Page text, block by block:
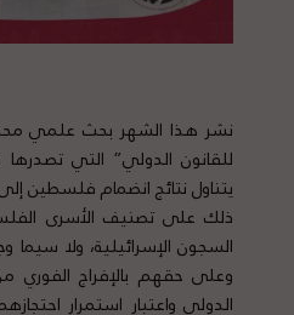
نشر هذا الشهر بحث علمي
للقانون الدولي” التي
يتناول نتائج انضمام فلسطين إلى
ذلك على تصنيف الأسرى
السجون الإسرائيلية، ولا
وعلى حقهم بالإفراج الفوري